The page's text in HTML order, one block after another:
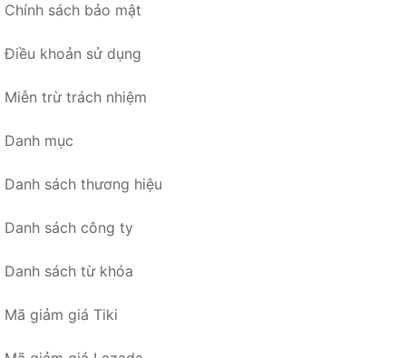
Chính sách bảo mật
Điều khoản sử dụng
Miễn trừ trách nhiệm
Danh mục
Danh sách thương hiệu
Danh sách công ty
Danh sách từ khóa
Mã giảm giá Tiki